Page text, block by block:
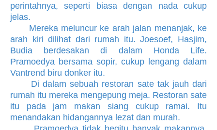
perintahnya, seperti biasa dengan nada cukup
jelas.
Mereka meluncur ke arah jalan menanjak, ke
arah kiri dilihat dari rumah itu. Joesoef, Hasjim,
Budia berdesakan di dalam Honda Life.
Pramoedya bersama sopir, cukup lengang dalam
Vantrend biru donker itu.
Di dalam sebuah restoran sate tak jauh dari
rumah itu mereka mengepung meja. Restoran sate
itu pada jam makan siang cukup ramai. Itu
menandakan hidangannya lezat dan murah.